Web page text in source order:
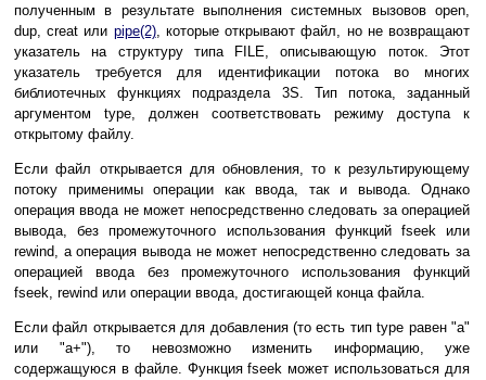
полученным в результате выполнения системных вызовов open,
dup, creat или pipe(2), которые открывают файл, но не возвращают
указатель на структуру типа FILE, описывающую поток. Этот
указатель требуется для идентификации потока во многих
библиотечных функциях подраздела 3S. Тип потока, заданный
аргументом type, должен соответствовать режиму доступа к
открытому файлу.
Если файл открывается для обновления, то к результирующему
потоку применимы операции как ввода, так и вывода. Однако
операция ввода не может непосредственно следовать за операцией
вывода, без промежуточного использования функций fseek или
rewind, а операция вывода не может непосредственно следовать за
операцией ввода без промежуточного использования функций
fseek, rewind или операции ввода, достигающей конца файла.
Если файл открывается для добавления (то есть тип type равен "a"
или "a+"), то невозможно изменить информацию, уже
содержащуюся в файле. Функция fseek может использоваться для